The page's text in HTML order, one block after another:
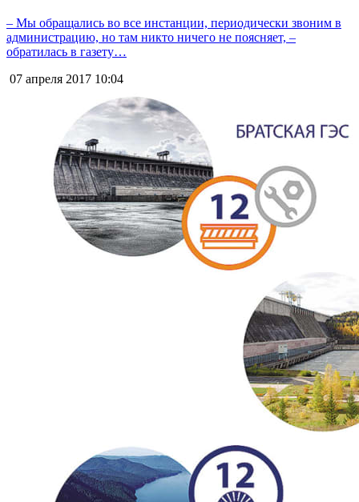
– Мы обращались во все инстанции, периодически звоним в
администрацию, но там никто ничего не поясняет, –
обратилась в газету…
07 апреля 2017 10:04